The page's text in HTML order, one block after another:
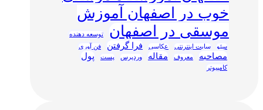
خوب در اصفهان آموزش
موسقی در اصفهان
توسعه دهنده
سئو
سایت اینترنتی عکاسی فرا گرفتن فن آوری
مصاحبه معروف مقاله وردپرس پست پول
کامپیوتر